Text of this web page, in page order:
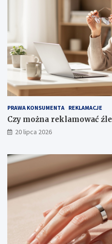
PRAWA KONSUMENTA REKLAMACJE
Czy można reklamować
20 lipca 2026